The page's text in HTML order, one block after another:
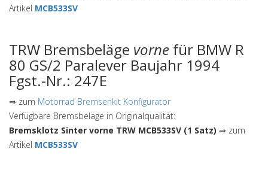
Artikel MCB533SV
TRW Bremsbeläge vorne für BMW R
80 GS/2 Paralever Baujahr 1994
Fgst.-Nr.: 247E
⇒ zum Motorrad Bremsenkit Konfigurator
Verfügbare Bremsbeläge in Originalqualität:
Bremsklotz Sinter vorne TRW MCB533SV (1 Satz) ⇒ zum
Artikel MCB533SV